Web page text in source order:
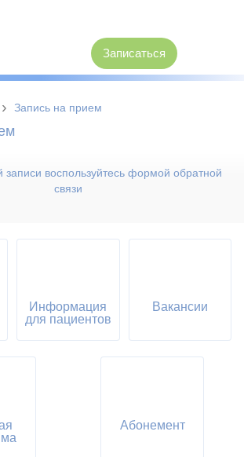
Записаться
› Запись на прием
воспользуйтесь формой обратной
связи
Информация
для пациентов
Вакансии
Абонемент